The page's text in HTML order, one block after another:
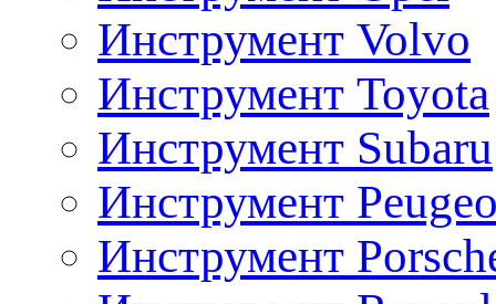
Инструмент Volvo
Инструмент Toyota
Инструмент Subaru
Инструмент
Инструмент